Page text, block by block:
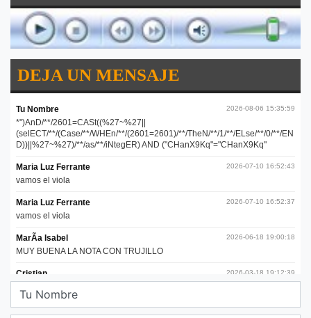
DEJA UN MENSAJE